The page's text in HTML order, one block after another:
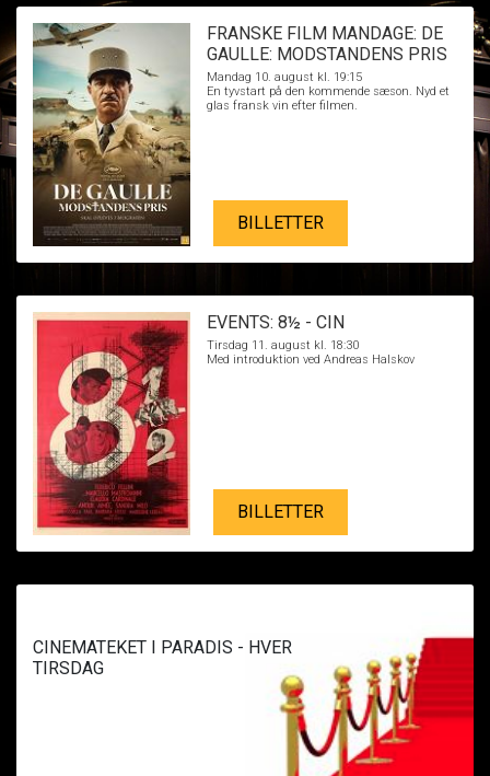
FRANSKE FILM MANDAGE: DE
GAULLE: MODSTANDENS PRIS
Mandag 10. august kl. 19:15
En tyvstart på den kommende sæson. Nyd et
glas fransk vin efter filmen.
BILLETTER
EVENTS: 8½ - CIN
Tirsdag 11. august kl. 18:30
Med introduktion ved Andreas Halskov
BILLETTER
CINEMATEKET I PARADIS - HVER
TIRSDAG